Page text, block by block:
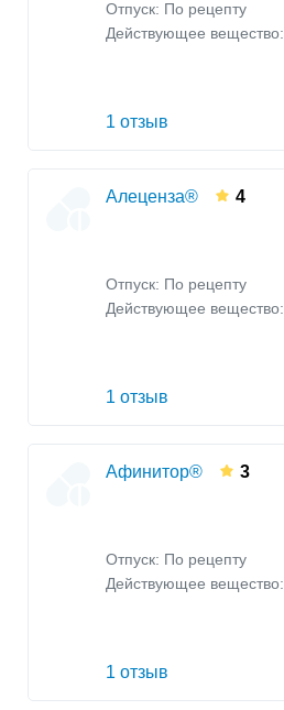
Отпуск: По рецепту
Действующее вещество:
1 отзыв
Алеценза® 4
Отпуск: По рецепту
Действующее вещество:
1 отзыв
Афинитор® 3
Отпуск: По рецепту
Действующее вещество:
1 отзыв